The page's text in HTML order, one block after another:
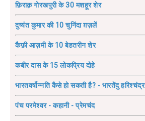
फ़िराक़ गोरखपुरी के 30 मशहूर शेर
दुष्यंत कुमार की 10 चुनिंदा ग़ज़लें
कैफ़ी आज़मी के 10 बेहतरीन शेर
कबीर दास के 15 लोकप्रिय दोहे
भारतवर्षोन्नति कैसे हो सकती है? - भारतेंदु हरिश्चंद्र
पंच परमेश्वर - कहानी - प्रेमचंद